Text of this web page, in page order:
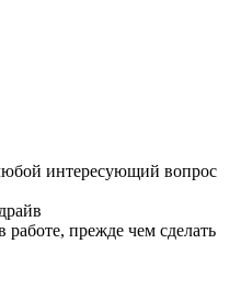
интересующий вопрос
прежде чем сделать